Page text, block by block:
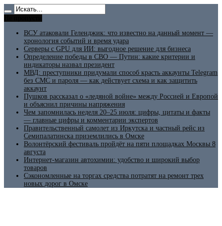
ВСУ атаковали Геленджик: что известно на данный момент —
хронология событий и время удара
Серверы с GPU для ИИ: выгодное решение для бизнеса
Определение победы в СВО — Путин: какие критерии и
индикаторы назвал президент
МВД: преступники придумали способ красть аккаунты Telegram
без СМС и пароля — как действует схема и как защитить
аккаунт
Пушков рассказал о «ледяной войне» между Россией и Европой
и объяснил причины напряжения
Чем запомнилась неделя 20–25 июля: цифры, цитаты и факты
— главные цифры и комментарии экспертов
Правительственный самолет из Иркутска и частный рейс из
Семипалатинска приземлились в Омске
Волонтёрский фестиваль пройдёт на пяти площадках Москвы 8
августа
Интернет-магазин автохимии: удобство и широкий выбор
товаров
Сэкономленные на торгах средства потратят на ремонт трех
новых дорог в Омске